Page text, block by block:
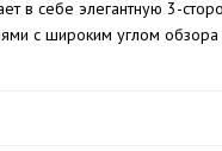
в себе элегантную 3-
с широким углом